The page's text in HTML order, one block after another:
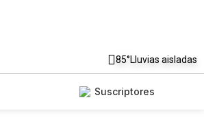
85°Lluvias aisladas
Suscriptores